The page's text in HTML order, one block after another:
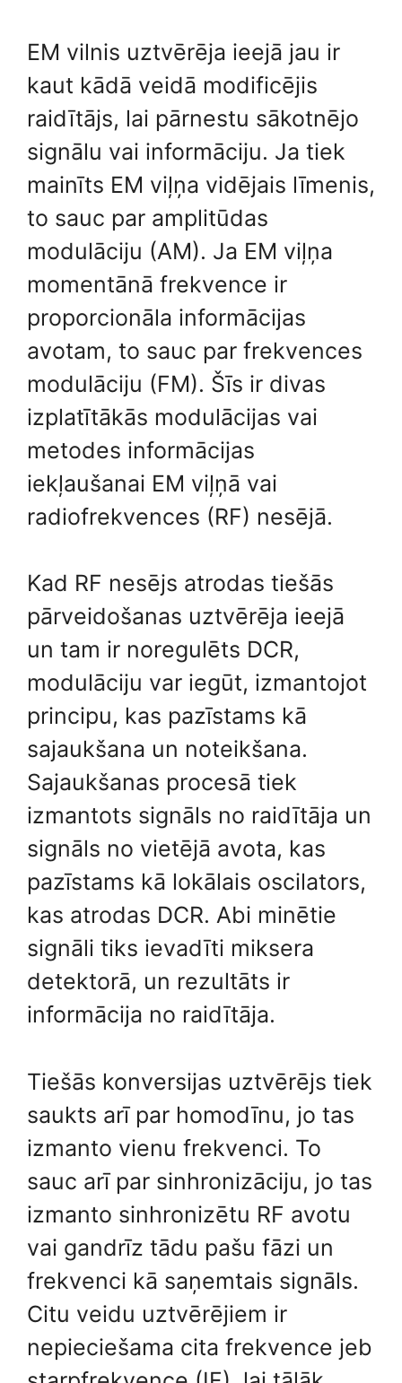
EM vilnis uztvērēja ieejā jau ir
kaut kādā veidā modificējis
raidītājs, lai pārnestu sākotnējo
signālu vai informāciju. Ja tiek
mainīts EM viļņa vidējais līmenis,
to sauc par amplitūdas
modulāciju (AM). Ja EM viļņa
momentānā frekvence ir
proporcionāla informācijas
avotam, to sauc par frekvences
modulāciju (FM). Šīs ir divas
izplatītākās modulācijas vai
metodes informācijas
iekļaušanai EM viļņā vai
radiofrekvences (RF) nesējā.
Kad RF nesējs atrodas tiešās
pārveidošanas uztvērēja ieejā
un tam ir noregulēts DCR,
modulāciju var iegūt, izmantojot
principu, kas pazīstams kā
sajaukšana un noteikšana.
Sajaukšanas procesā tiek
izmantots signāls no raidītāja un
signāls no vietējā avota, kas
pazīstams kā lokālais oscilators,
kas atrodas DCR. Abi minētie
signāli tiks ievadīti miksera
detektorā, un rezultāts ir
informācija no raidītāja.
Tiešās konversijas uztvērējs tiek
saukts arī par homodīnu, jo tas
izmanto vienu frekvenci. To
sauc arī par sinhronizāciju, jo tas
izmanto sinhronizētu RF avotu
vai gandrīz tādu pašu fāzi un
frekvenci kā saņemtais signāls.
Citu veidu uztvērējiem ir
nepieciešama cita frekvence jeb